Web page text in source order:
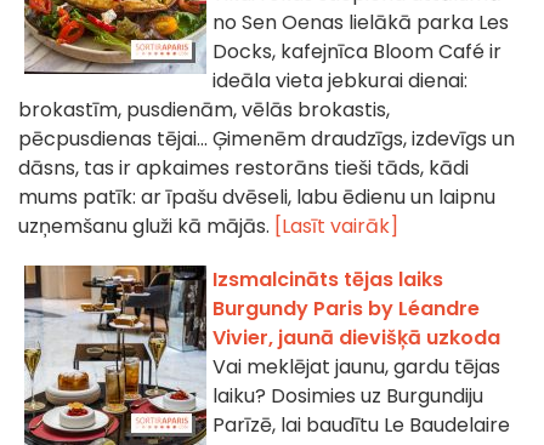
no Sen Oenas lielākā parka Les
Docks, kafejnīca Bloom Café ir
ideāla vieta jebkurai dienai:
brokastīm, pusdienām, vēlās brokastis,
pēcpusdienas tējai... Ģimenēm draudzīgs, izdevīgs un
dāsns, tas ir apkaimes restorāns tieši tāds, kādi
mums patīk: ar īpašu dvēseli, labu ēdienu un laipnu
uzņemšanu gluži kā mājās. [Lasīt vairāk]
Izsmalcināts tējas laiks
Burgundy Paris by Léandre
Vivier, jaunā dievišķā uzkoda
Vai meklējat jaunu, gardu tējas
laiku? Dosimies uz Burgundiju
Parīzē, lai baudītu Le Baudelaire